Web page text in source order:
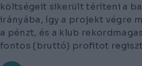
költségeit sikerült téríteni a
irányába, így a projekt végre
a pénzt, és a klub
fontos (bruttó) profitot